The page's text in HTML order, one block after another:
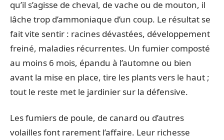
qu’il s’agisse de cheval, de vache ou de mouton, il
lâche trop d’ammoniaque d’un coup. Le résultat se
fait vite sentir : racines dévastées, développement
freiné, maladies récurrentes. Un fumier composté
au moins 6 mois, épandu à l’automne ou bien
avant la mise en place, tire les plants vers le haut ;
tout le reste met le jardinier sur la défensive.
Les fumiers de poule, de canard ou d’autres
volailles font rarement l’affaire. Leur richesse